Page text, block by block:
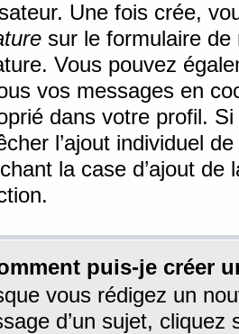
Une fois crée,
sur le formulaire de
Vous pouvez
vos messages en
dans votre profil.
l’ajout individuel
la case d’ajout
puis-je créer
vous rédigez un
d’un sujet, cliquez